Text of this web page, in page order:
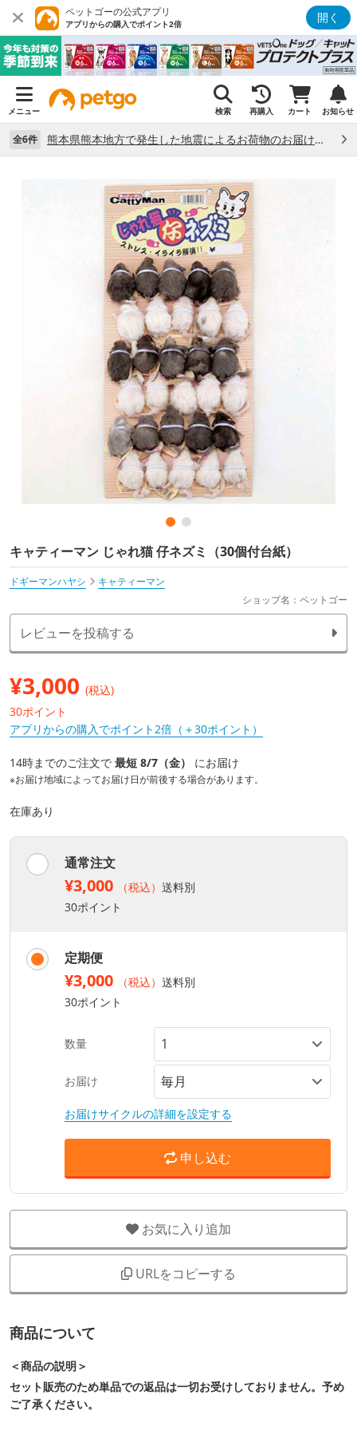
ペットゴーの公式アプリ
アプリからの購入でポイント2倍 開く
メニュー 検索 再購入 カート お知らせ
全6件 熊本県熊本地方で発生した地震によるお荷物のお届け状況について （7/28）
キャティーマン じゃれ猫 仔ネズミ（30個付台紙）
ドギーマンハヤシ
キャティーマン
ショップ名：ペットゴー
レビューを投稿する
¥3,000 (税込)
30ポイント
アプリからの購入でポイント2倍（＋30ポイント）
14時までのご注文で 最短 8/7（金） にお届け
※お届け地域によってお届け日が前後する場合があります。
在庫あり
通常注文
¥3,000 （税込） 送料別
30ポイント
定期便
¥3,000 （税込） 送料別
30ポイント
数量
お届け
お届けサイクルの詳細を設定する
申し込む
お気に入り追加
URLをコピーする
商品について
＜商品の説明＞
セット販売のため単品での返品は一切お受けしておりません。予め
ご了承ください。